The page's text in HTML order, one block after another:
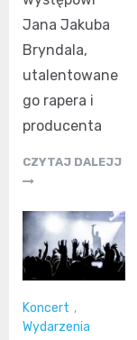
Jana Jakuba
Bryndala,
utalentowane
go rapera i
producenta
CZYTAJ DALEJJ
Koncert ,
Wydarzenia